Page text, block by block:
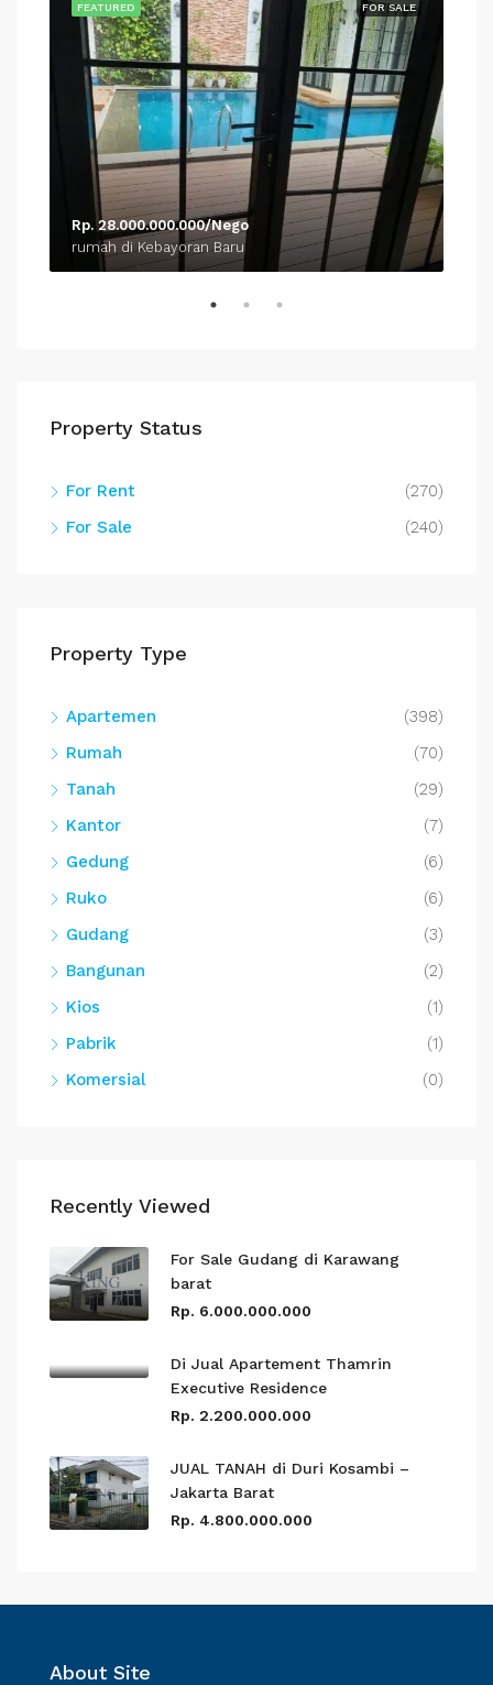
FOR SALE
FEATURED
Rp. 28.000.000.000/Nego
rumah di Kebayoran Baru
Property Status
For Rent
(270)
For Sale
(240)
Property Type
Apartemen
(398)
Rumah
(70)
Tanah
(29)
Kantor
(7)
Gedung
(6)
Ruko
(6)
Gudang
(3)
Bangunan
(2)
Kios
(1)
Pabrik
(1)
Komersial
(0)
Recently Viewed
For Sale Gudang di Karawang
barat
Rp. 6.000.000.000
Di Jual Apartement Thamrin
Executive Residence
Rp. 2.200.000.000
JUAL TANAH di Duri Kosambi –
Jakarta Barat
Rp. 4.800.000.000
About Site